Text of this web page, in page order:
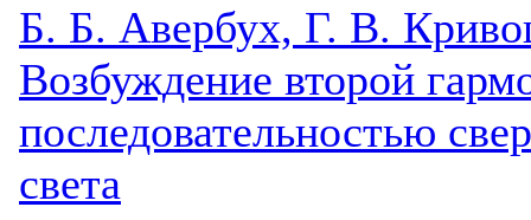
Б. Б. Авербух, Г. В.
Возбуждение второй
последовательностью
света